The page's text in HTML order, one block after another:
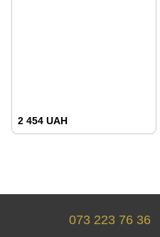
2 454 UAH
073 223 76 36